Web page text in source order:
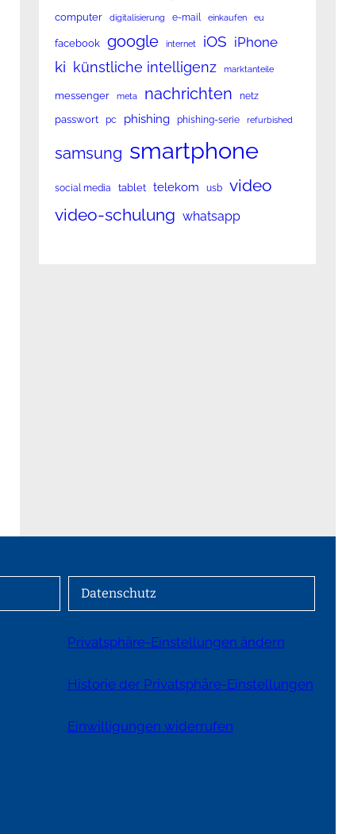
computer digitalisierung e-mail einkaufen eu
facebook google internet iOS iPhone
ki künstliche intelligenz marktanteile
messenger meta nachrichten netz
passwort pc phishing phishing-serie refurbished
samsung smartphone
social media tablet telekom usb
video
video-schulung whatsapp
Datenschutz
Privatsphäre-Einstellungen ändern
Historie der Privatsphäre-Einstellungen
Einwilligungen widerrufen